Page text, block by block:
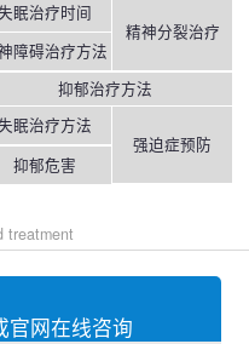
眠治疗时间
障碍治疗方法
精神分裂治疗
抑郁治疗方法
眠治疗方法
抑郁危害
强迫症预防
treatment
官网在线咨询